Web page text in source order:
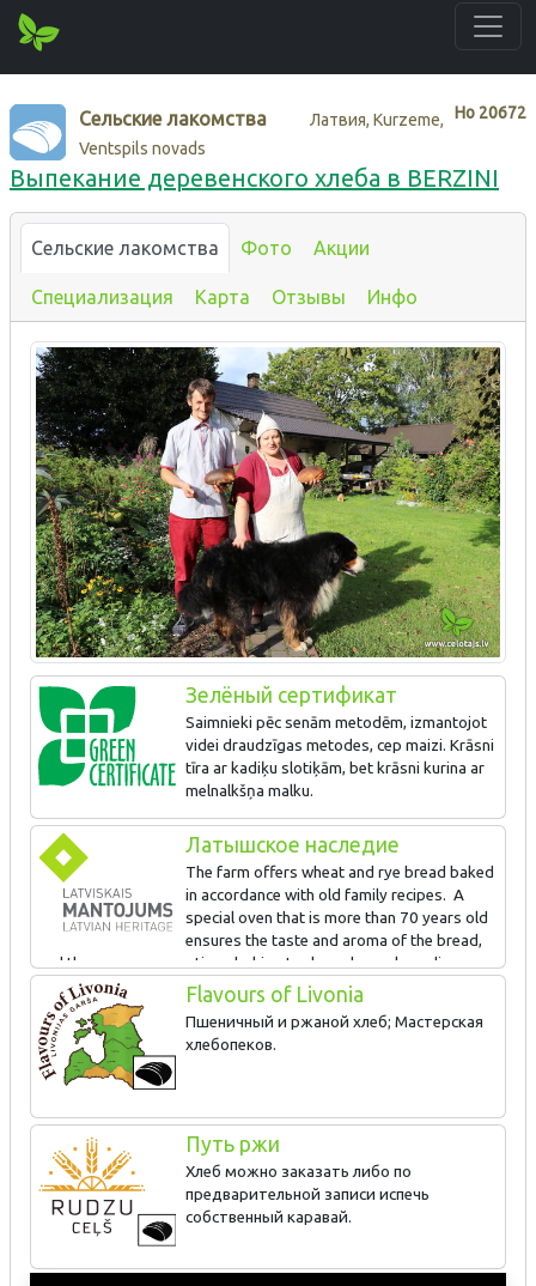
Нo 20672
Сельские лакомства
Латвия, Kurzeme,
Ventspils novads
Выпекание деревенского хлеба в BERZINI
Сельские лакомства Фото Акции
Специализация Карта Отзывы Инфо
Зелёный сертификат
Saimnieki pēc senām metodēm, izmantojot
videi draudzīgas metodes, cep maizi. Krāsni
tīra ar kadiķu slotiķām, bet krāsni kurina ar
melnalkšņa malku.
Латышское наследие
The farm offers wheat and rye bread baked
in accordance with old family recipes. A
special oven that is more than 70 years old
ensures the taste and aroma of the bread,
and the owners use antique baking tools such as a kneading
trough, an oven peel and a dough hook. Visitors can contact the
farm in advance to arrange for a visit during which they can bake
their own loaves of bread. The owners will talk about the
Jūrkalne mill, which was built in 1740 and once played a great
role in bread baking traditions in the region.
Host: Juris Lastovskis
Ancient skills: Baking bread
Flavours of Livonia
Пшеничный и ржаной хлеб; Мастерская
хлебопеков.
Путь ржи
Хлеб можно заказать либо по
предварительной записи испечь
собственный каравай.